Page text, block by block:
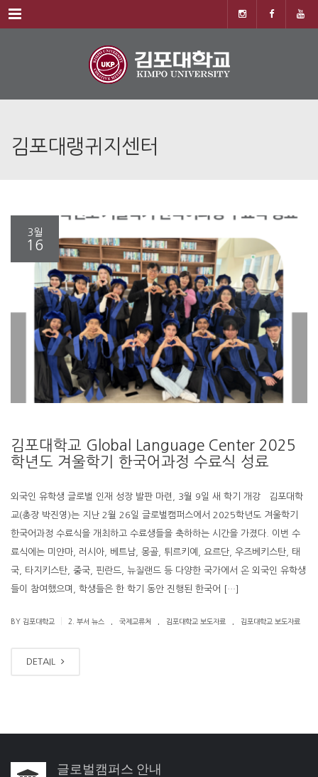
Menu
김포대랭귀지센터
3월
16
김포대학교 Global Language Center 2025
학년도 겨울학기 한국어과정 수료식 성료
외국인 유학생 글로벌 인재 성장 발판 마련, 3월 9일 새 학기 개강 김포대학
교(총장 박진영)는 지난 2월 26일 글로벌캠퍼스에서 2025학년도 겨울학기
한국어과정 수료식을 개최하고 수료생들을 축하하는 시간을 가졌다. 이번 수
료식에는 미얀마, 러시아, 베트남, 몽골, 튀르키예, 요르단, 우즈베키스탄, 태
국, 타지키스탄, 중국, 핀란드, 뉴질랜드 등 다양한 국가에서 온 외국인 유학생
들이 참여했으며, 학생들은 한 학기 동안 진행된 한국어 […]
BY 김포대학교 2. 부서 뉴스 국제교류처 김포대학교 보도자료 김포대학교 보도자료
DETAIL
글로벌캠퍼스 안내